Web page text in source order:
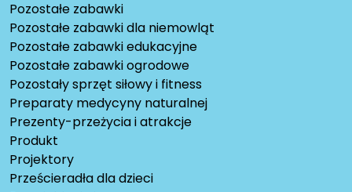
Pozostałe zabawki
Pozostałe zabawki dla niemowląt
Pozostałe zabawki edukacyjne
Pozostałe zabawki ogrodowe
Pozostały sprzęt siłowy i fitness
Preparaty medycyny naturalnej
Prezenty-przeżycia i atrakcje
Produkt
Projektory
Prześcieradła dla dzieci